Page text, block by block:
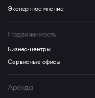
Экспертное мнение
Недвижимость
Бизнес-центры
Сервисные офисы
Аренда